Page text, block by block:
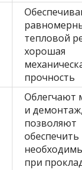
тепловой
хорошая
прочность
Облегчают
и
позволяют
обеспечить
при